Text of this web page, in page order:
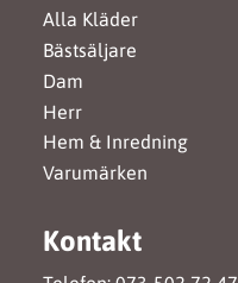
Alla Kläder
Bästsäljare
Dam
Herr
Hem & Inredning
Varumärken
Kontakt